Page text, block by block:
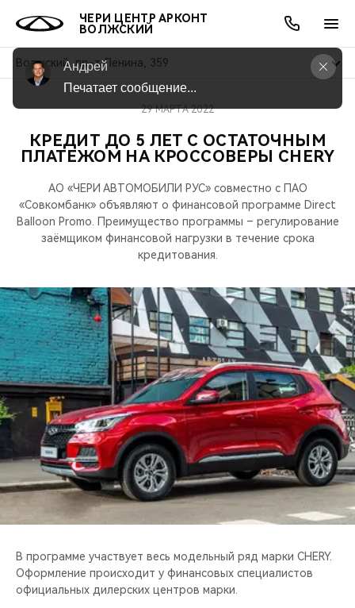
ЧЕРИ ЦЕНТР АРКОНТ
ВОЛЖСКИЙ
Волжский, пр-т Ленина, 359
МОДЕЛИ
ВСЕ МОДЕЛИ
КРОССОВЕРЫ
НОВИНКИ
ПОКУПАТЕЛЯМ
ВЫБОР И ПОКУПКА
КРЕДИТ И СТРАХОВАНИЕ
ВЛАДЕЛЬЦАМ
СЕРВИС
ЗАПЧАСТИ И АКСЕССУАРЫ
ПОДДЕРЖКА
МИР CHERY
АКСЕССУАРЫ
О БРЕНДЕ
CHERY В СОЦСЕТЯХ
БЛАГОТВОРИТЕЛЬНОСТЬ
CHERY REMOTE
CHERY И СПОРТ
НАШИ МЕРОПРИЯТИЯ
ВИДЕООБЗОРЫ
CHERY ДЛЯ ДЕТЕЙ
АКЦИИ
ВЫГОДЫ И АКЦИИ
ОНЛАЙН СЕРВИСЫ
ВЫБОР И ПОКУПКА
КРЕДИТ
О КОМПАНИИ
О НАС
МЫ В СОЦСЕТЯХ
КРЕДИТ ДО 5 ЛЕТ С ОСТАТОЧНЫМ
ПЛАТЕЖОМ НА КРОССОВЕРЫ CHERY
29 МАРТА 2022
АО «ЧЕРИ АВТОМОБИЛИ РУС» совместно с ПАО
«Совкомбанк» объявляют о финансовой программе Direct
Balloon Promo. Преимущество программы – регулирование
заёмщиком финансовой нагрузки в течение срока
кредитования.
В программе участвует весь модельный ряд марки CHERY.
Оформление происходит у финансовых специалистов
официальных дилерских центров марки.
Андрей
Печатает сообщение...